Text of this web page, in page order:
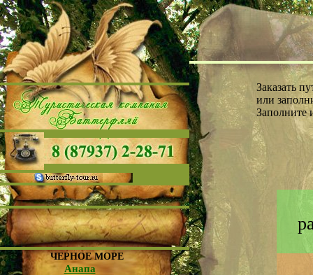
ЧЕРНОЕ МОРЕ
Анапа
Заказать
или
Заполните